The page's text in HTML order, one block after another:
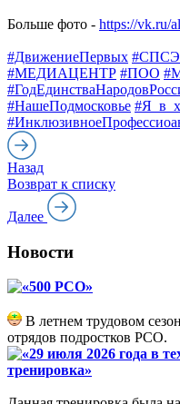
Больше фото - https://vk.ru/
#ДвижениеПервых
#МЕДИАЦЕНТР #ПОО
#НашеПодмосковье
Назад
Возврат к списку
Далее
Новости
«500 РСО»
В летнем трудовом
отрядов подростков РСО.
«29 июля 2026 года в
тренировка»